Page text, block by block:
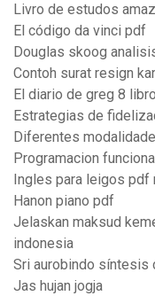
Livro de estudos
El código da vinci pdf
Douglas skoog
Contoh surat resign
El diario de greg 8
Estrategias de
Diferentes
Programacion
Ingles para leigos pdf
Hanon piano pdf
Jelaskan maksud
indonesia
Sri aurobindo síntesis
Jas hujan jogja